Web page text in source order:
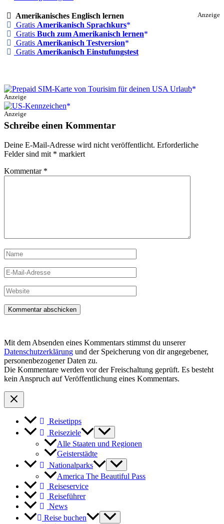
Anzeige
Amerikanisches Englisch lernen
Gratis Amerikanisch Sprachkurs
Gratis Buch zum Amerikanisch lernen
Gratis Amerikanisch Testversion
Gratis Amerikanisch Einstufungstest
Anzeige
Anzeige
Schreibe einen Kommentar
Deine E-Mail-Adresse wird nicht veröffentlicht. Erforderliche
Felder sind mit * markiert
Kommentar *
Name
E-
Mail-
Adresse
Website
Mit dem Absenden eines Kommentars stimmst du unserer
Datenschutzerklärung und der Speicherung von dir angegebener,
personenbezogener Daten zu.
Die Kommentare werden vor der Freischaltung geprüft. Es besteht
kein Anspruch auf Veröffentlichung eines Kommentars.
Reisetipps
Reiseziele
Alle Staaten und Regionen
Geisterstädte
Nationalparks
America The Beautiful Pass
Reiseservice
Reiseführer
News
Reise buchen